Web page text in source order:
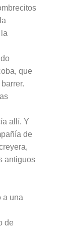
que
allí. Y
de
antiguos
a una
de